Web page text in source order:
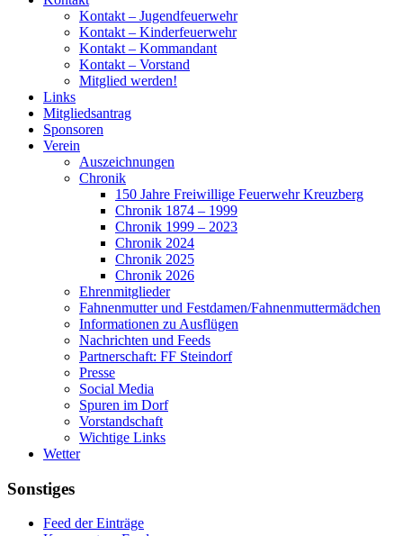
Kontakt – Jugendfeuerwehr
Kontakt – Kinderfeuerwehr
Kontakt – Kommandant
Kontakt – Vorstand
Mitglied werden!
Links
Mitgliedsantrag
Sponsoren
Verein
Auszeichnungen
Chronik
150 Jahre Freiwillige Feuerwehr Kreuzberg
Chronik 1874 – 1999
Chronik 1999 – 2023
Chronik 2024
Chronik 2025
Chronik 2026
Ehrenmitglieder
Fahnenmutter und Festdamen/Fahnenmuttermädchen
Informationen zu Ausflügen
Nachrichten und Feeds
Partnerschaft: FF Steindorf
Presse
Social Media
Spuren im Dorf
Vorstandschaft
Wichtige Links
Wetter
Sonstiges
Feed der Einträge